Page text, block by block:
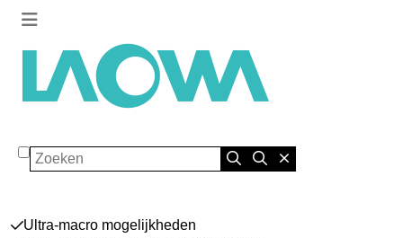
Zoeken
Ultra-macro mogelijkheden